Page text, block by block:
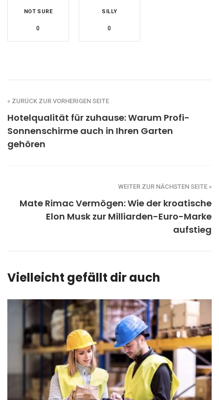
NOT SURE
0
SILLY
0
« ZURÜCK ZUR VORHERIGEN SEITE
Hotelqualität für zuhause: Warum Profi-
Sonnenschirme auch in Ihren Garten
gehören
WEITER ZUR NÄCHSTEN SEITE »
Mate Rimac Vermögen: Wie der kroatische
Elon Musk zur Milliarden-Euro-Marke
aufstieg
Vielleicht gefällt dir auch